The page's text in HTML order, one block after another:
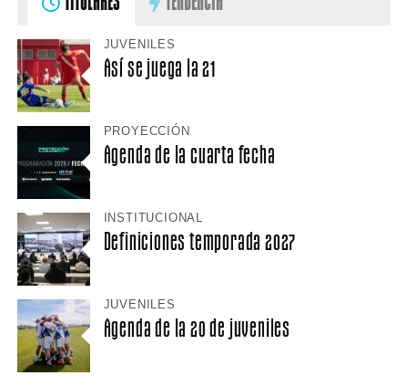
JUVENILES
Así se juega la 21
PROYECCIÓN
Agenda de la cuarta fecha
INSTITUCIONAL
Definiciones temporada 2027
JUVENILES
Agenda de la 20 de juveniles